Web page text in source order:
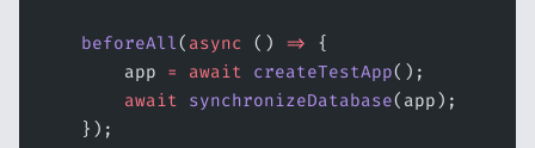
    beforeAll
( async () =>
{
        app
= await createTestApp();
        await
synchronizeDatabase(app);
    });